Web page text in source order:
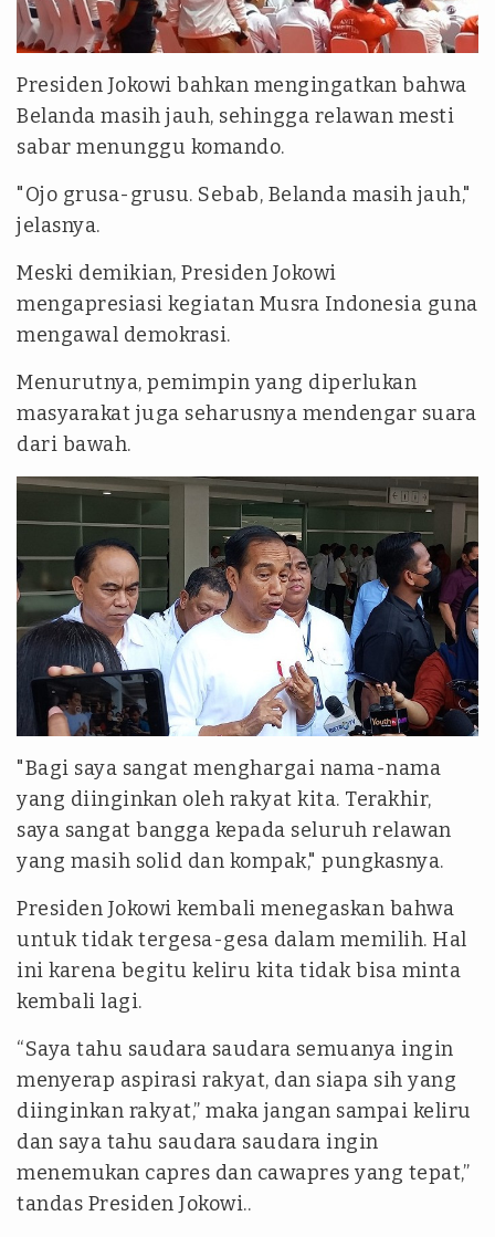
Presiden Jokowi bahkan mengingatkan bahwa
Belanda masih jauh, sehingga relawan mesti
sabar menunggu komando.
"Ojo grusa-grusu. Sebab, Belanda masih jauh,"
jelasnya.
Meski demikian, Presiden Jokowi
mengapresiasi kegiatan Musra Indonesia guna
mengawal demokrasi.
Menurutnya, pemimpin yang diperlukan
masyarakat juga seharusnya mendengar suara
dari bawah.
"Bagi saya sangat menghargai nama-nama
yang diinginkan oleh rakyat kita. Terakhir,
saya sangat bangga kepada seluruh relawan
yang masih solid dan kompak," pungkasnya.
Presiden Jokowi kembali menegaskan bahwa
untuk tidak tergesa-gesa dalam memilih. Hal
ini karena begitu keliru kita tidak bisa minta
kembali lagi.
“Saya tahu saudara saudara semuanya ingin
menyerap aspirasi rakyat, dan siapa sih yang
diinginkan rakyat,” maka jangan sampai keliru
dan saya tahu saudara saudara ingin
menemukan capres dan cawapres yang tepat,”
tandas Presiden Jokowi..